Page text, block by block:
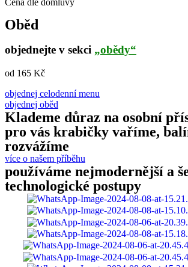
Cena dle domluvy
Oběd
objednejte v sekci „obědy“
od 165 Kč
objednej celodenní menu
objednej oběd
Klademe důraz na osobní
pro vás krabičky vaříme,
rozvážíme
více o našem příběhu
používáme nejmodernější a
technologické postupy